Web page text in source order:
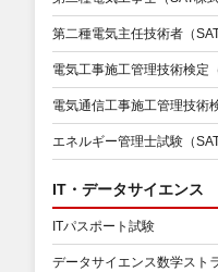
第二種電気主任技術者（
電気工事施工管理技術検定
電気通信工事施工管理技術
エネルギー管理士試験（
IT・データサイエンス
ITパスポート試験
データサイエンス数学スト